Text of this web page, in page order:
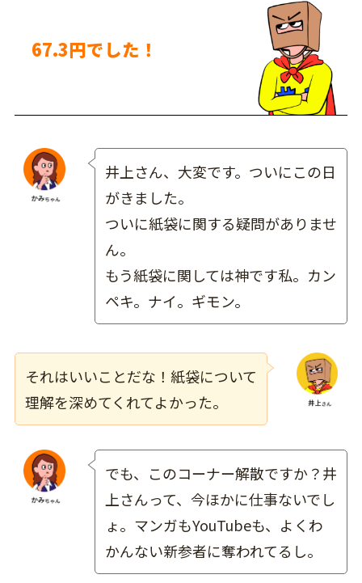
67.3円でした！
井上さん、大変です。ついにこの日
がきました。
ついに紙袋に関する疑問がありませ
ん。
もう紙袋に関しては神です私。カン
ペキ。ナイ。ギモン。
それはいいことだな！紙袋について
理解を深めてくれてよかった。
でも、このコーナー解散ですか？井
上さんって、今ほかに仕事ないでし
ょ。マンガもYouTubeも、よくわ
かんない新参者に奪われてるし。